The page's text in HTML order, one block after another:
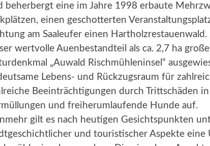
beherbergt eine im Jahre 1998 erbaute
einen geschotterten
am Saaleufer einen
wertvolle Auenbestandteil als ca. 2,7 ha
„Auwald Rischmühleninsel“
Lebens- und Rückzugsraum für
Beeinträchtigungen durch Trittschäden
und freiherumlaufende Hunde auf.
gilt es nach heutigen Gesichtspunkten
und touristischer Aspekte eine